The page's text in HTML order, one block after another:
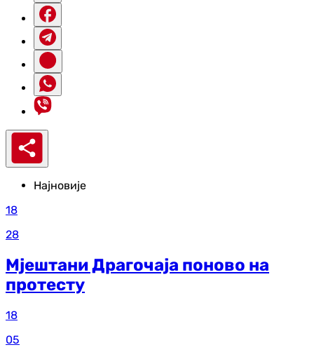
Најновије
18
28
Мјештани Драгочаја поново на
протесту
18
05